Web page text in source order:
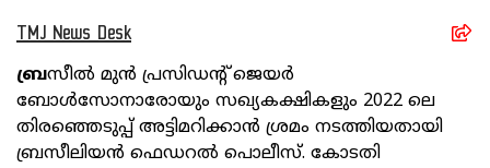
TMJ News Desk
ബ്രസീല്‍ മുന്‍ പ്രസിഡന്റ് ജെയര്‍
ബോള്‍സോനാരോയും സഖ്യകക്ഷികളും 2022 ലെ
തിരഞ്ഞെടുപ്പ് അട്ടിമറിക്കാന്‍ ശ്രമം നടത്തിയതായി
ബ്രസീലിയന്‍ ഫെഡറല്‍ പൊലീസ്. കോടതി